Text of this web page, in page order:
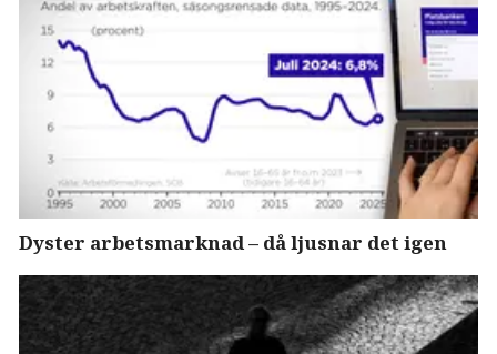
Dyster arbetsmarknad – då ljusnar det igen